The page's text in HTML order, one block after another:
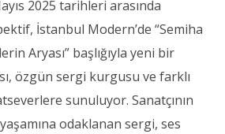
2025 tarihleri arasında
İstanbul Modern’de “Semiha
Aryası” başlığıyla yeni bir
özgün sergi kurgusu ve farklı
sunuluyor. Sanatçının
odaklanan sergi, ses